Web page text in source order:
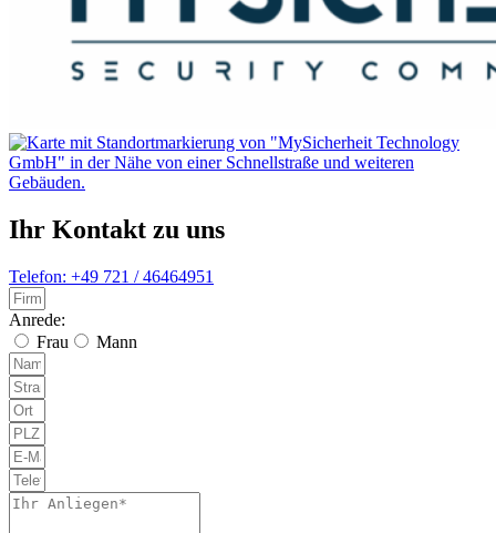
Ihr Kontakt zu uns
Telefon: +49 721 / 46464951
Anrede:
Frau
Mann